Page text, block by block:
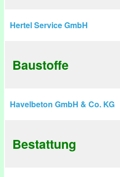
Hertel Service GmbH
Baustoffe
Havelbeton GmbH & Co. KG
Bestattung